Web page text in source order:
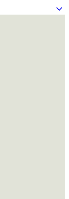
keyboard_arrow_down